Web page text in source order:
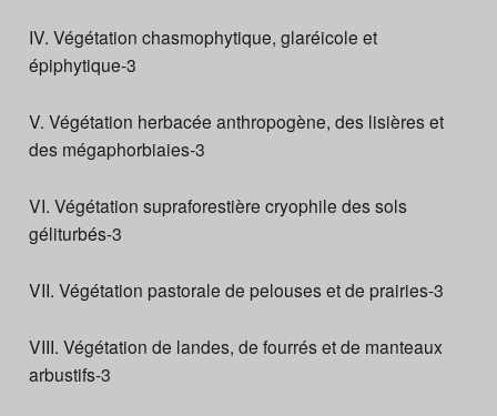
IV. Végétation chasmophytique, glaréicole et
épiphytique-3
V. Végétation herbacée anthropogène, des lisières et
des mégaphorbiaies-3
VI. Végétation supraforestière cryophile des sols
géliturbés-3
VII. Végétation pastorale de pelouses et de prairies-3
VIII. Végétation de landes, de fourrés et de manteaux
arbustifs-3